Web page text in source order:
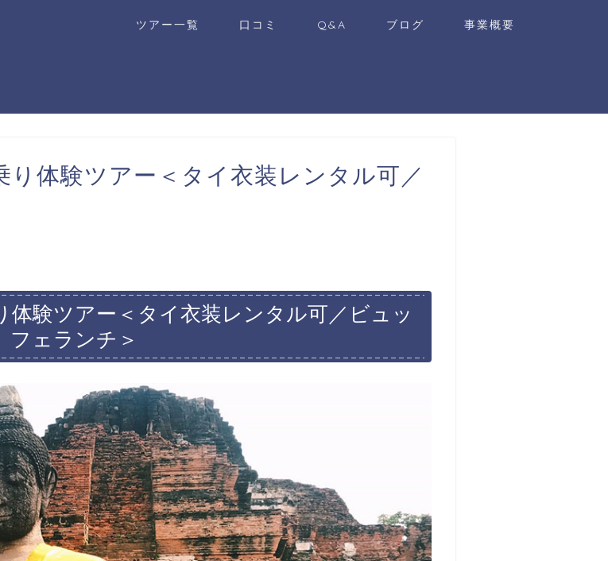
ツアー一覧 口コミ Q&A ブログ 事業概要
り体験ツアー＜タイ衣装レンタル可／
体験ツアー＜タイ衣装レンタル可／ビュッ
フェランチ＞